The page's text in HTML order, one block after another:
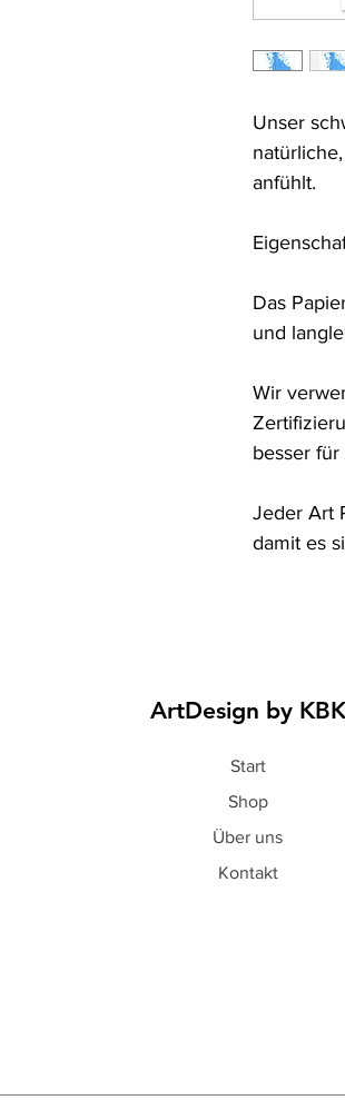
Unser
anfühlt.
Das
und
Wir
besser
Jeder Art
damit es
ArtDesign by KBK
Start
Shop
Über uns
Kontakt